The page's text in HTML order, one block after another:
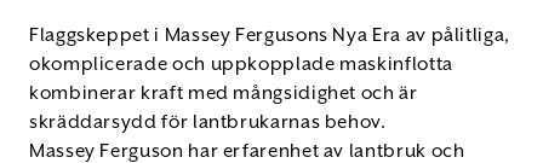
Flaggskeppet i Massey Fergusons Nya Era av pålitliga,
okomplicerade och uppkopplade maskinflotta
kombinerar kraft med mångsidighet och är
skräddarsydd för lantbrukarnas behov.
Massey Ferguson har erfarenhet av lantbruk och